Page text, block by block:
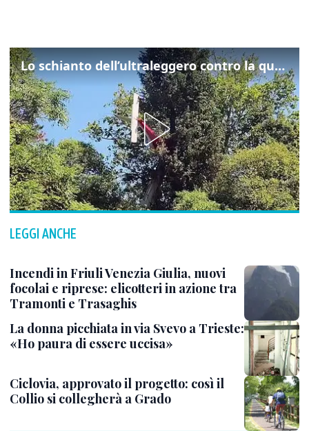
Lo schianto dell’ultraleggero contro la quercia: cosa è successo a Rivarotta
LEGGI ANCHE
Incendi in Friuli Venezia Giulia, nuovi
focolai e riprese: elicotteri in azione tra
Tramonti e Trasaghis
La donna picchiata in via Svevo a Trieste:
«Ho paura di essere uccisa»
Ciclovia, approvato il progetto: così il
Collio si collegherà a Grado